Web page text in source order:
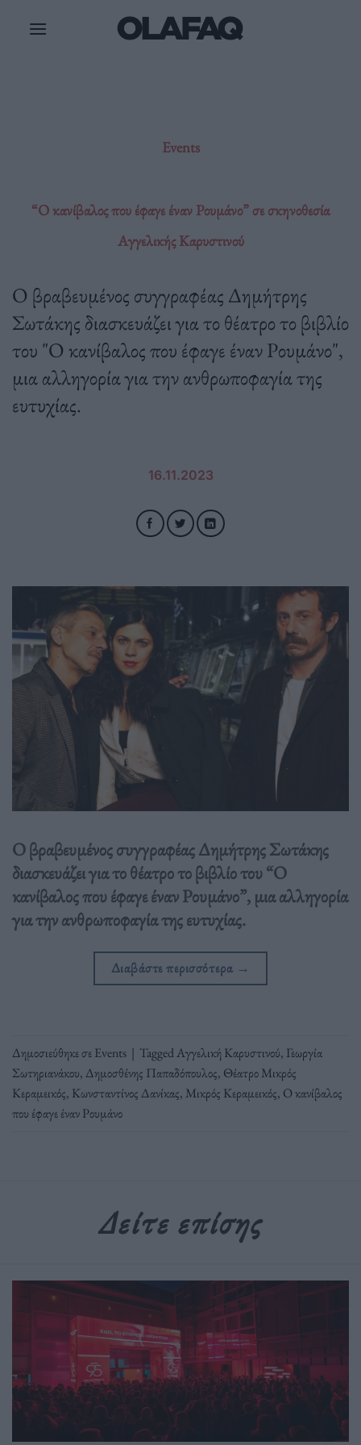
Events
“Ο κανίβαλος που έφαγε έναν Ρουμάνο” σε σκηνοθεσία
Αγγελικής Καρυστινού
Ο βραβευμένος συγγραφέας Δημήτρης
Σωτάκης διασκευάζει για το θέατρο το βιβλίο
του "Ο κανίβαλος που έφαγε έναν Ρουμάνο",
μια αλληγορία για την ανθρωποφαγία της
ευτυχίας.
16.11.2023
Ο βραβευμένος συγγραφέας Δημήτρης Σωτάκης
διασκευάζει για το θέατρο το βιβλίο του “Ο
κανίβαλος που έφαγε έναν Ρουμάνο”, μια αλληγορία
για την ανθρωποφαγία της ευτυχίας.
Διαβάστε περισσότερα →
Δημοσιεύθηκε σεEvents | TaggedΑγγελική Καρυστινού, Γεωργία
Σωτηριανάκου, Δημοσθένης Παπαδόπουλος, Θέατρο Μικρός
Κεραμεικός, Κωνσταντίνος Δανίκας, Μικρός Κεραμεικός, Ο κανίβαλος
που έφαγε έναν Ρουμάνο
Δείτε επίσης